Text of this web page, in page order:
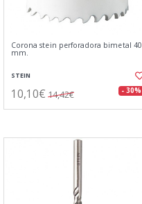
Corona stein perforadora bimetal 40
mm.
STEIN
10,10€ 14,42€ - 30%